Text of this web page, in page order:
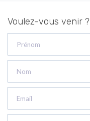
Voulez-vous venir ?
Prénom
Nom
Email